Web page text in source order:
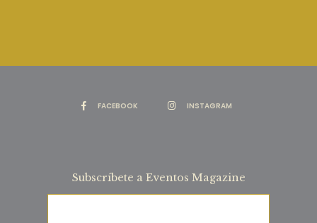
FACEBOOK INSTAGRAM
Subscríbete a Eventos Magazine